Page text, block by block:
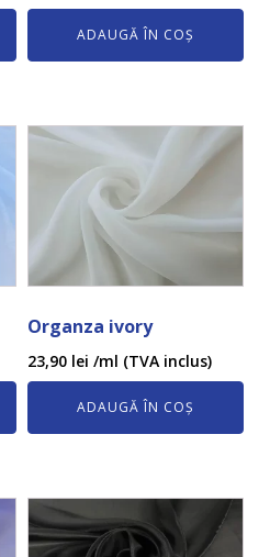
ADAUGĂ ÎN COȘ
Organza ivory
23,90 lei /ml (TVA inclus)
ADAUGĂ ÎN COȘ